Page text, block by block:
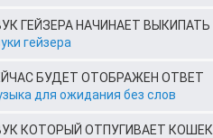
ГЕЙЗЕРА НАЧИНАЕТ ВЫКИПАТЬ
гейзера
БУДЕТ ОТОБРАЖЕН ОТВЕТ
для ожидания без слов
КОТОРЫЙ ОТПУГИВАЕТ КОШЕК